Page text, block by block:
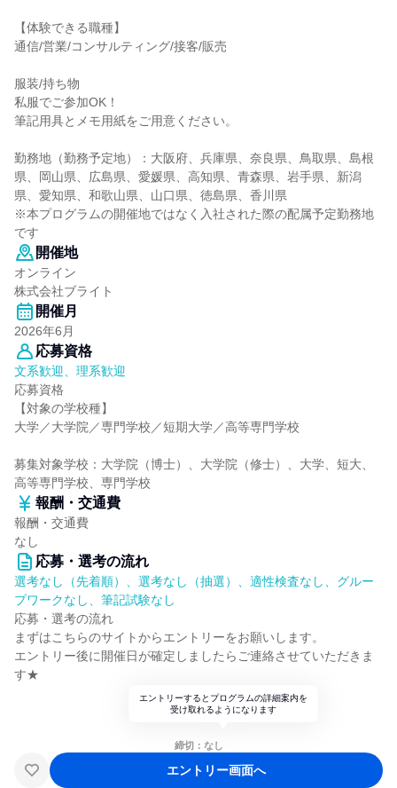
【体験できる職種】
通信/営業/コンサルティング/接客/販売
服装/持ち物
私服でご参加OK！
筆記用具とメモ用紙をご用意ください。
勤務地（勤務予定地）：大阪府、兵庫県、奈良県、鳥取県、島根
県、岡山県、広島県、愛媛県、高知県、青森県、岩手県、新潟
県、愛知県、和歌山県、山口県、徳島県、香川県
※本プログラムの開催地ではなく入社された際の配属予定勤務地
です
開催地
オンライン
株式会社ブライト
開催月
2026年6月
応募資格
文系歓迎、理系歓迎
応募資格
【対象の学校種】
大学／大学院／専門学校／短期大学／高等専門学校
募集対象学校：大学院（博士）、大学院（修士）、大学、短大、
高等専門学校、専門学校
報酬・交通費
報酬・交通費
なし
応募・選考の流れ
選考なし（先着順）、選考なし（抽選）、適性検査なし、グルー
プワークなし、筆記試験なし
応募・選考の流れ
まずはこちらのサイトからエントリーをお願いします。
エントリー後に開催日が確定しましたらご連絡させていただきま
す★
エントリーするとプログラムの詳細案内を
受け取れるようになります
締切：なし
エントリー画面へ